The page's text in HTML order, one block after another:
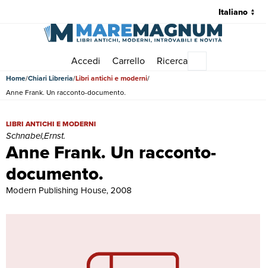
Accedi Carrello Ricerca
Home Chiari Libreria Libri antichi e moderni
Anne Frank. Un racconto-documento.
Anne Frank. Un racconto-
documento.
Anne Frank. Un racconto-documento. | Libri antichi e moderni |
LIBRI ANTICHI E MODERNI
Schnabel,Ernst.
Modern Publishing House, 2008